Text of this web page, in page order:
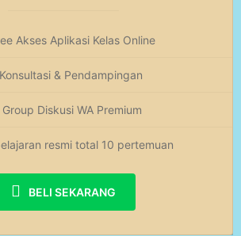
Akses Aplikasi Kelas Online
Konsultasi & Pendampingan
Group Diskusi WA Premium
resmi total 10 pertemuan
BELI SEKARANG